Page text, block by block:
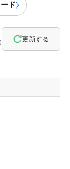
ド
更新する